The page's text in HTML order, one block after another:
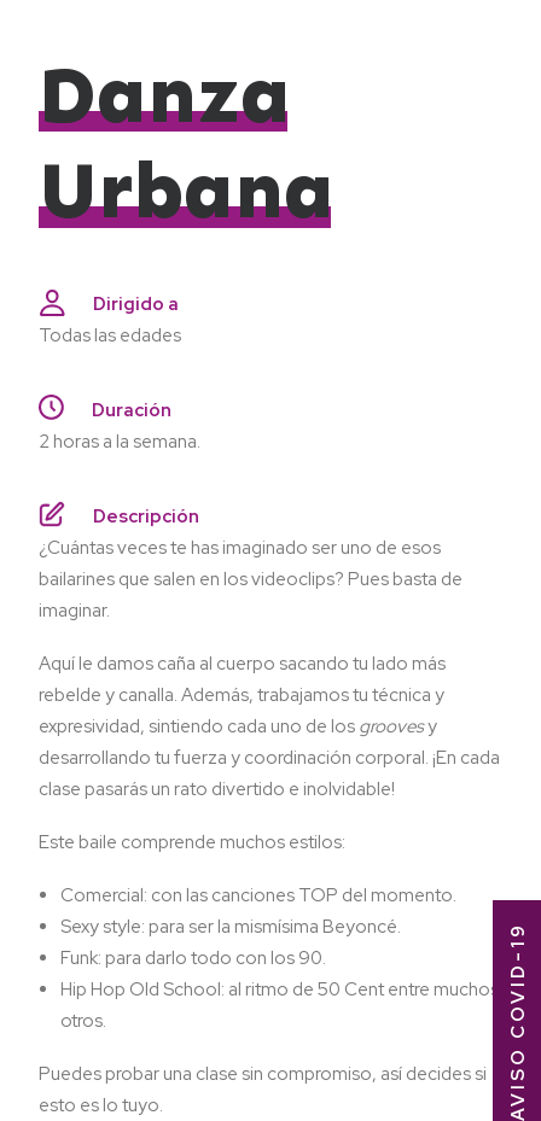
Danza
Urbana
Dirigido a
Todas las edades
Duración
2 horas a la semana.
Descripción
¿Cuántas veces te has imaginado ser uno de esos
bailarines que salen en los videoclips? Pues basta de
imaginar.
Aquí le damos caña al cuerpo sacando tu lado más
rebelde y canalla. Además, trabajamos tu técnica y
expresividad, sintiendo cada uno de los groovesy
desarrollando tu fuerza y coordinación corporal. ¡En cada
clase pasarás un rato divertido e inolvidable!
Este baile comprende muchos estilos:
Comercial: con las canciones TOP del momento.
Sexy style: para ser la mismísima Beyoncé.
Funk: para darlo todo con los 90.
Hip Hop Old School: al ritmo de 50 Cent entre muchos
otros.
Puedes probar una clase sin compromiso, así decides si
esto es lo tuyo.
AVISO COVID-19